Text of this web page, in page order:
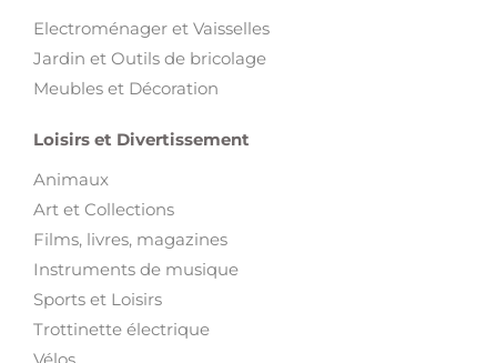
Electroménager et Vaisselles
Jardin et Outils de bricolage
Meubles et Décoration
Loisirs et Divertissement
Animaux
Art et Collections
Films, livres, magazines
Instruments de musique
Sports et Loisirs
Trottinette électrique
Vélos